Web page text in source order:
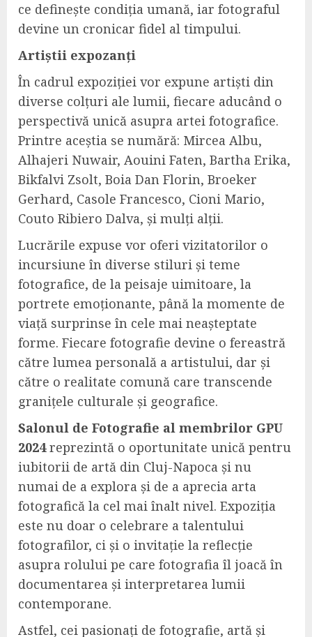
ce definește condiția umană, iar fotograful
devine un cronicar fidel al timpului.
Artiștii expozanți
În cadrul expoziției vor expune artiști din
diverse colțuri ale lumii, fiecare aducând o
perspectivă unică asupra artei fotografice.
Printre aceștia se numără: Mircea Albu,
Alhajeri Nuwair, Aouini Faten, Bartha Erika,
Bikfalvi Zsolt, Boia Dan Florin, Broeker
Gerhard, Casole Francesco, Cioni Mario,
Couto Ribiero Dalva, și mulți alții.
Lucrările expuse vor oferi vizitatorilor o
incursiune în diverse stiluri și teme
fotografice, de la peisaje uimitoare, la
portrete emoționante, până la momente de
viață surprinse în cele mai neașteptate
forme. Fiecare fotografie devine o fereastră
către lumea personală a artistului, dar și
către o realitate comună care transcende
granițele culturale și geografice.
Salonul de Fotografie al membrilor GPU
2024reprezintă o oportunitate unică pentru
iubitorii de artă din Cluj-Napoca și nu
numai de a explora și de a aprecia arta
fotografică la cel mai înalt nivel. Expoziția
este nu doar o celebrare a talentului
fotografilor, ci și o invitație la reflecție
asupra rolului pe care fotografia îl joacă în
documentarea și interpretarea lumii
contemporane.
Astfel, cei pasionați de fotografie, artă și